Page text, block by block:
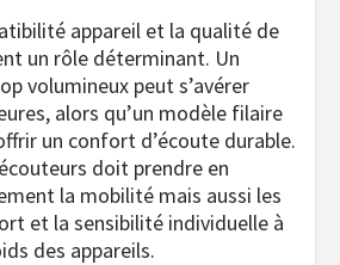
appareil et la qualité de
un rôle déterminant. Un
volumineux peut s’avérer
alors qu’un modèle filaire
un confort d’écoute durable.
doit prendre en
la mobilité mais aussi les
et la sensibilité individuelle à
des appareils.